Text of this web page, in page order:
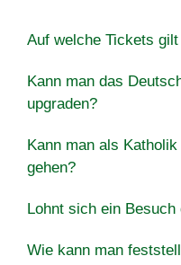
Auf welche Tickets
Kann man das
upgraden?
Kann man als
gehen?
Lohnt sich ein
Wie kann man